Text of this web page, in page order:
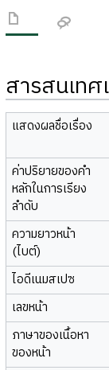
สารสนเท
แสดงผลชื่อเรื่อง
ค่าปริยายของคำ
หลักในการเรียง
ลำดับ
ความยาวหน้า
(ไบต์)
ไอดีเนมสเปซ
เลขหน้า
ภาษาของเนื้อหา
ของหน้า